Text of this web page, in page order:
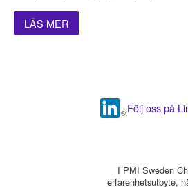
LÄS MER
Följ oss på
I PMI Sweden
erfarenhetsutbyte,